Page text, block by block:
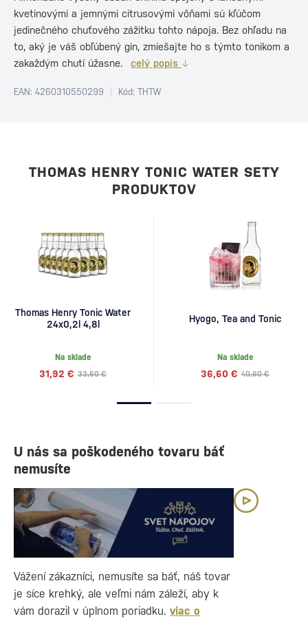
kvetinovými a jemnými citrusovými vôňami sú kľúčom
jedinečného chuťového zážitku tohto nápoja. Bez ohľadu na
to, aký je váš obľúbený gin, zmiešajte ho s týmto tonikom a
zakaždým chutí úžasne.
celý popis
EAN: 4260310550299 Kód: THTW
THOMAS HENRY TONIC WATER SETY
PRODUKTOV
Thomas Henry Tonic Water
24x0,2l 4,8l
Na sklade
33,60 €
31,92 €
Hyogo, Tea and Tonic
Na sklade
40,60 €
36,60 €
U nás sa poškodeného tovaru báť
nemusíte
Vážení zákazníci, nemusíte sa báť, náš tovar
je síce krehký, ale veľmi nám záleží, aby k
vám dorazil v úplnom poriadku. viac o